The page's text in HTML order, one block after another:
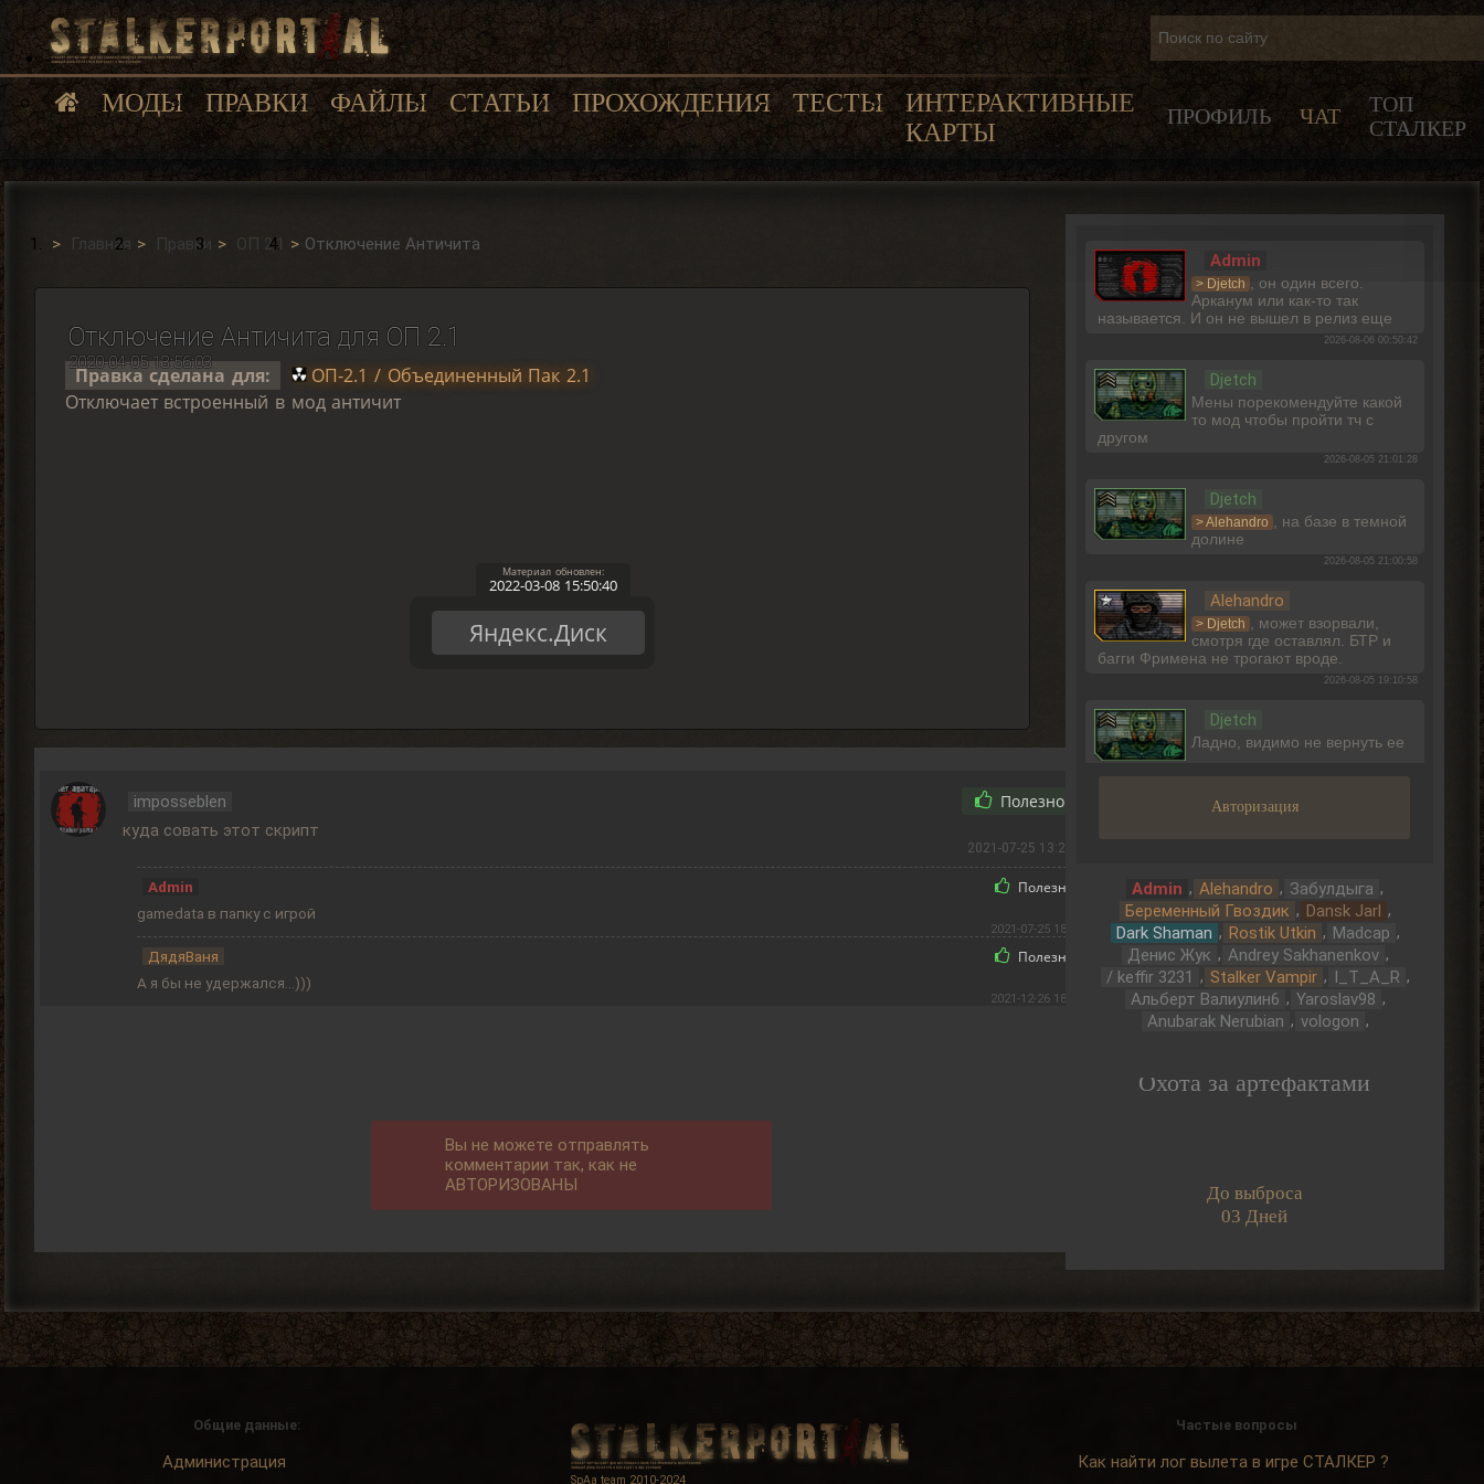
МОДЫ ПРАВКИ ФАЙЛЫ СТАТЬИ ПРОХОЖДЕНИЯ ТЕСТЫ
ИНТЕРАКТИВНЫЕ
КАРТЫ
ПРОФИЛЬ ЧАТ
ТОП
СТАЛКЕР
Главная Правки ОП 2.1 Отключение Античита
Отключение Античита для ОП 2.1
2020-04-05 13:56:03
Правка сделана для:
ОП-2.1 / Объединенный Пак 2.1
Отключает встроенный в мод античит
Яндекс.Диск
2022-03-08 15:50:40
imposseblen Полезно
куда совать этот скрипт
2021-07-25 13:22:44
Admin Полезно
gamedata в папку с игрой
2021-07-25 18:07:55
ДядяВаня Полезно
А я бы не удержался...)))
2021-12-26 18:52:55
Вы не можете отправлять
комментарии так, как не
АВТОРИЗОВАНЫ
Admin
> Djetch , он один всего.
Арканум или как-то так
называется. И он не вышел в релиз еще
2026-08-06 00:50:42
Djetch
Мены порекомендуйте какой
то мод чтобы пройти тч с
другом
2026-08-05 21:01:28
Djetch
> Alehandro , на базе в темной
долине
2026-08-05 21:00:58
Alehandro
> Djetch , может взорвали,
смотря где оставлял. БТР и
багги Фримена не трогают вроде.
2026-08-05 19:10:58
Djetch
Ладно, видимо не вернуть ее
Djetch
Djetch
А че делать если машину
угнали? В солянке
2026-08-05 14:07:27
Djetch
2026-08-04 18:16:12
бармена еще
2026-08-04 18:13:23
скорей всего.
2026-08-04 18:12:06
Авторизация
Admin , Alehandro , Забулдыга ,
Беременный Гвоздик , Dansk Jarl ,
Dark Shaman , Rostik Utkin , Madcap ,
Денис Жук , Andrey Sakhanenkov ,
/ keffir 3231 , Stalker Vampir , I_T_A_R ,
Альберт Валиулин6 , Yaroslav98 ,
Anubarak Nerubian , vologon ,
Охота за артефактами
До выброса
03 Дней
Общие данные:
Администрация
SpAa team 2010-2024
Частые вопросы
Как найти лог вылета в игре СТАЛКЕР ?